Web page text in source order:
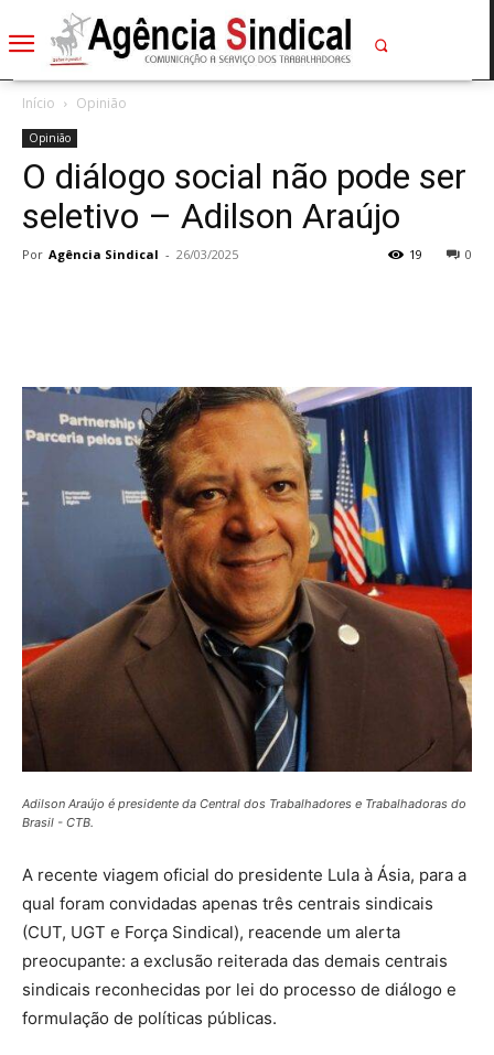
Início Opinião
Opinião
O diálogo social não pode ser
seletivo – Adilson Araújo
Por Agência Sindical - 26/03/2025 0
19
Adilson Araújo é presidente da Central dos Trabalhadores e Trabalhadoras do
Brasil - CTB.
A recente viagem oficial do presidente Lula à Ásia, para a
qual foram convidadas apenas três centrais sindicais
(CUT, UGT e Força Sindical), reacende um alerta
preocupante: a exclusão reiterada das demais centrais
sindicais reconhecidas por lei do processo de diálogo e
formulação de políticas públicas.